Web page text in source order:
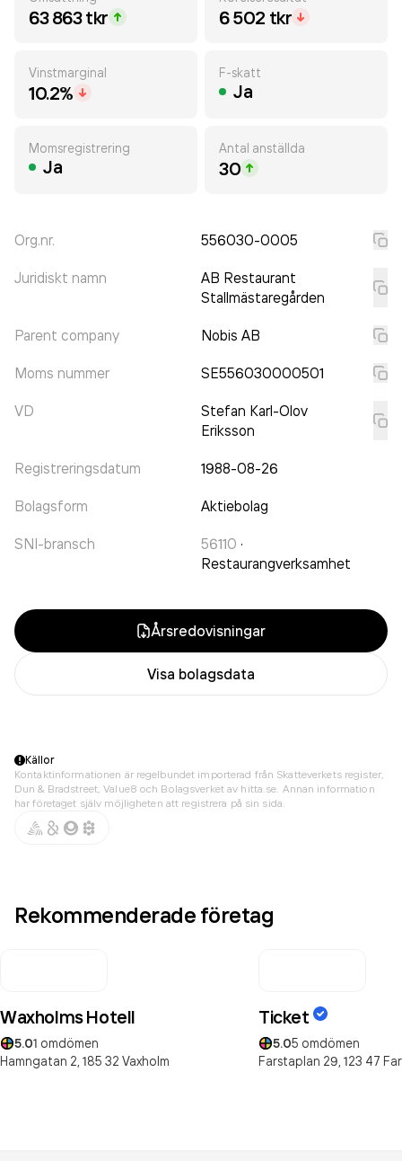
63 863 tkr 6 502 tkr
Vinstmarginal
10.2%
F-skatt
Ja
Momsregistrering
Ja
Antal anställda
30
Org.nr. 556030-0005
Juridiskt namn
AB Restaurant
Stallmästaregården
Parent company Nobis AB
Moms nummer SE556030000501
VD
Stefan Karl-Olov
Eriksson
Registreringsdatum 1988-08-26
Bolagsform Aktiebolag
SNI-bransch 56110 ·
Restaurangverksamhet
Årsredovisningar
Visa bolagsdata
Källor
Kontaktinformationen är regelbundet importerad från Skatteverkets register,
Dun & Bradstreet, Value8 och Bolagsverket av hitta.se. Annan information
har företaget själv möjligheten att registrera på sin sida.
Rekommenderade företag
Waxholms Hotell
5.01 omdömen
Hamngatan 2, 185 32 Vaxholm
Ticket
5.05 omdömen
Farstaplan 29, 123 47